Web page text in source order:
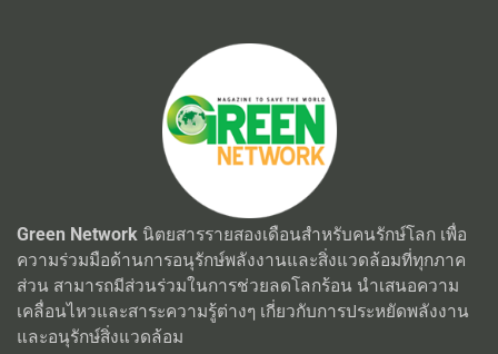
Green Network นิตยสารรายสองเดือนสำหรับคนรักษ์โลก เพื่อ
ความร่วมมือด้านการอนุรักษ์พลังงานและสิ่งแวดล้อมที่ทุกภาค
ส่วน สามารถมีส่วนร่วมในการช่วยลดโลกร้อน นำเสนอความ
เคลื่อนไหวและสาระความรู้ต่างๆ เกี่ยวกับการประหยัดพลังงาน
และอนุรักษ์สิ่งแวดล้อม